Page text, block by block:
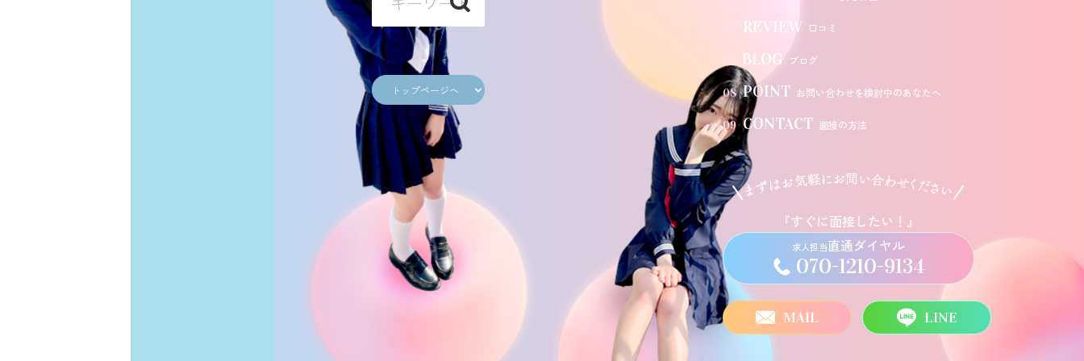
REVIEW 口コミ
BLOG ブログ
08 POINT お問い合わせを検討中のあなたへ
09 CONTACT 面接の方法
『すぐに面接したい！』
求人担当直通ダイヤル
070-1210-9134
MAIL LINE
トップページへ